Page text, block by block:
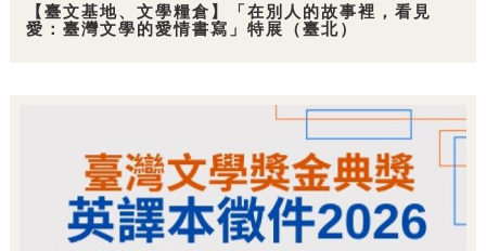
【臺文基地、文學糧倉】「在別人的故事裡，看見
愛：臺灣文學的愛情書寫」特展（臺北）